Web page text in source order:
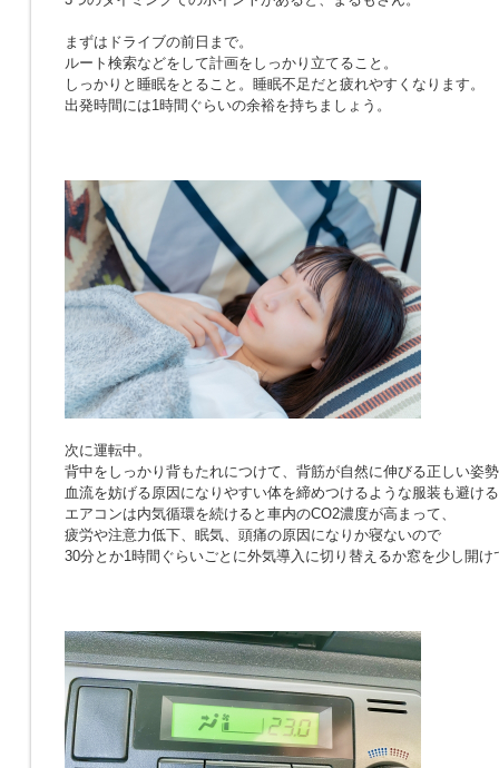
まずはドライブの前日まで。
ルート検索などをして計画をしっかり立てること。
しっかりと睡眠をとること。睡眠不足だと疲れやすくなります。
出発時間には1時間ぐらいの余裕を持ちましょう。
次に運転中。
背中をしっかり背もたれにつけて、背筋が自然に伸びる正しい姿
血流を妨げる原因になりやすい体を締めつけるような服装も避け
エアコンは内気循環を続けると車内のCO2濃度が高まって、
疲労や注意力低下、眠気、頭痛の原因になりか寝ないので
30分とか1時間ぐらいごとに外気導入に切り替えるか窓を少し開け